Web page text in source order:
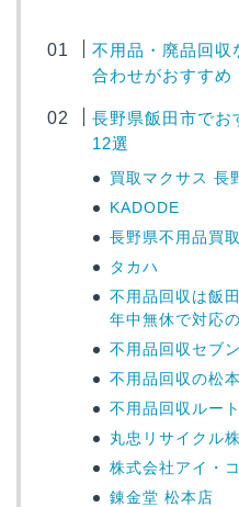
不用品・廃品回収
合わせがおすすめ
長野県飯田市でお
12選
買取マクサス 長
KADODE
長野県不用品買
タカハ
不用品回収は飯
年中無休で対応
不用品回収セブ
不用品回収の松
不用品回収ルート
丸忠リサイクル
株式会社アイ・
錬金堂 松本店